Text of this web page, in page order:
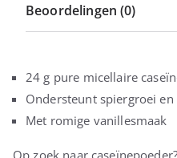
Beoordelingen (0)
24 g pure micellaire
Ondersteunt spiergroei
Met romige vanillesmaak
Op zoek naar